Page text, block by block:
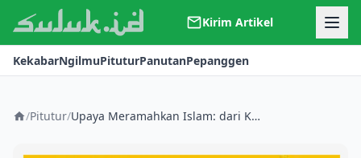
Kirim Artikel
Kerjasama
Kontak
KekabarNgilmuPituturPanutanPepanggen
/Pitutur/ Upaya Meramahkan Islam: dari Kekhawatiran bersama Amrullah Ali hingga Pertemuan dengan Dedik Priyanto